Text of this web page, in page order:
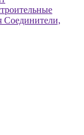
Соединители,